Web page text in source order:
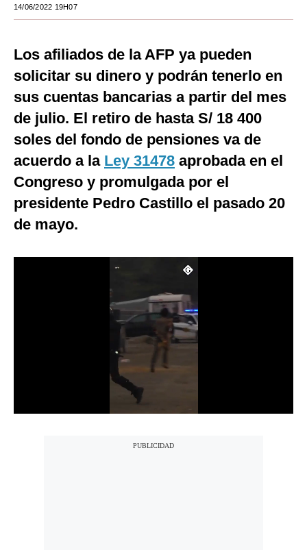
Viajes
Moda
Estilos
Mundo
EEUU
México
España
14/06/2022 19H07
Los afiliados de la AFP ya pueden
solicitar su dinero y podrán tenerlo en
sus cuentas bancarias a partir del mes
de julio. El retiro de hasta S/ 18 400
soles del fondo de pensiones va de
acuerdo a la Ley 31478 aprobada en el
Congreso y promulgada por el
presidente Pedro Castillo el pasado 20
de mayo.